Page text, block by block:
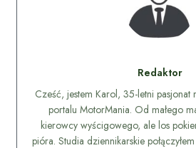
Redaktor
Cześć, jestem Karol, 35-letni
portalu MotorMania. Od małego
kierowcy wyścigowego, ale los
pióra. Studia dziennikarskie